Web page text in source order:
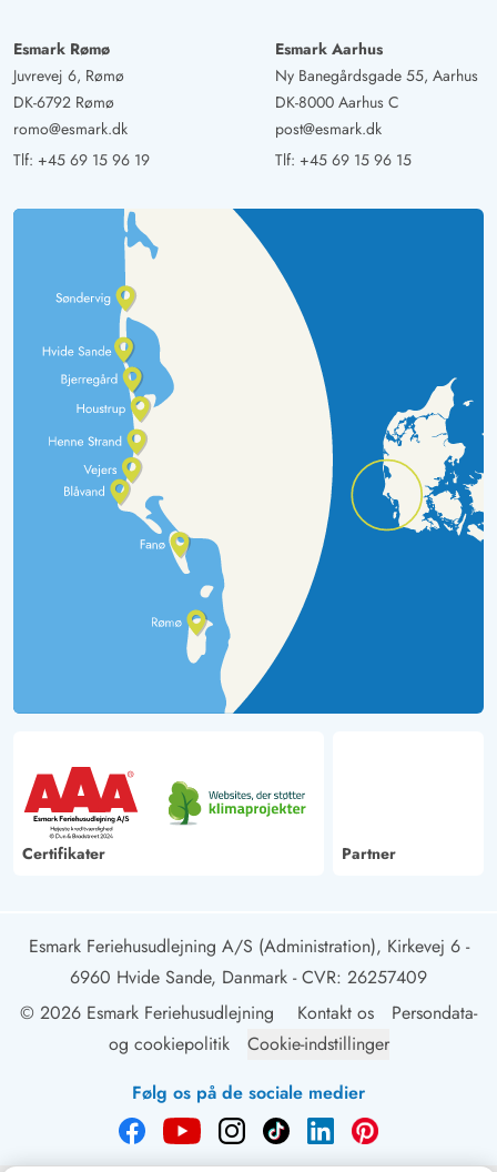
Esmark Rømø
Juvrevej 6, Rømø
DK-6792 Rømø
romo@esmark.dk
Tlf: +45 69 15 96 19
Esmark Aarhus
Ny Banegårdsgade 55, Aarhus
DK-8000 Aarhus C
post@esmark.dk
Tlf: +45 69 15 96 15
Certifikater Partner
Esmark Feriehusudlejning A/S (Administration), Kirkevej 6 -
6960 Hvide Sande, Danmark - CVR: 26257409
© 2026 Esmark Feriehusudlejning
Kontakt os
Persondata-
og cookiepolitik
Cookie-indstillinger
Følg os på de sociale medier